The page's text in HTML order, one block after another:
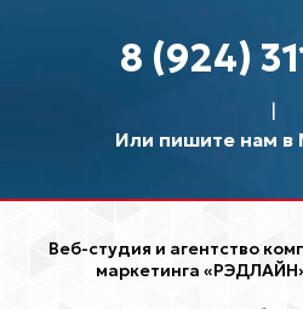
8 (924)
Или пишите нам в
Веб-студия и агентство
маркетинга